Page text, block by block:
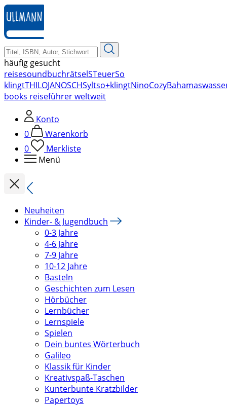
zum
Hauptinhalt
springen
häufig gesucht
reisesoundbuchrätselSTeuerSo
klingtTHILOJANOSCHSyltso+klingtNinoCozyBahamas
books reiseführer weltweit
Konto
0
Warenkorb
0
Merkliste
Menü
Neuheiten
Kinder- & Jugendbuch
0-3 Jahre
4-6 Jahre
7-9 Jahre
10-12 Jahre
Basteln
Geschichten zum Lesen
Hörbücher
Lernbücher
Lernspiele
Spielen
Dein buntes Wörterbuch
Galileo
Klassik für Kinder
Kreativspaß-Taschen
Kunterbunte Kratzbilder
Papertoys